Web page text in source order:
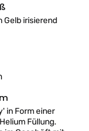
Gelb irisierend
in Form einer
Füllung.